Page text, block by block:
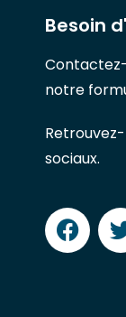
Besoin
notre
sociaux.